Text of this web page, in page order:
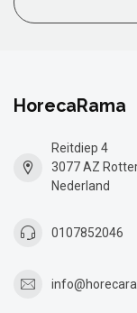
HorecaRama
Reitdiep 4
3077 AZ
Nederland
0107852046